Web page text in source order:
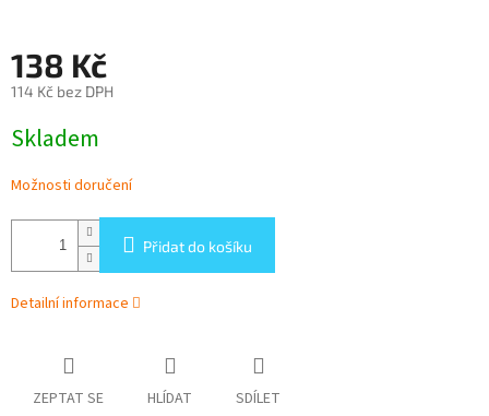
138 Kč
114 Kč bez DPH
cena:
Skladem
Možnosti doručení
Přidat do košíku
Detailní informace
ZEPTAT SE HLÍDAT SDÍLET